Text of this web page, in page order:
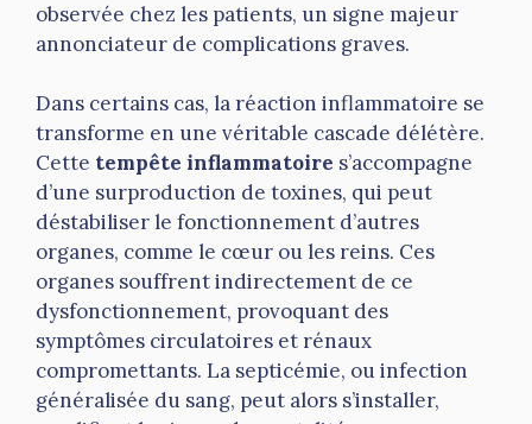
observée chez les patients, un signe majeur
annonciateur de complications graves.
Dans certains cas, la réaction inflammatoire se
transforme en une véritable cascade délétère.
Cette tempête inflammatoire s’accompagne
d’une surproduction de toxines, qui peut
déstabiliser le fonctionnement d’autres
organes, comme le cœur ou les reins. Ces
organes souffrent indirectement de ce
dysfonctionnement, provoquant des
symptômes circulatoires et rénaux
compromettants. La septicémie, ou infection
généralisée du sang, peut alors s’installer,